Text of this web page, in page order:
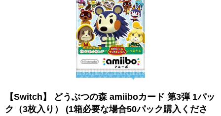
【Switch】 どうぶつの森 amiiboカード 第3弾 1パッ
ク（3枚入り） (1箱必要な場合50パック購入くださ